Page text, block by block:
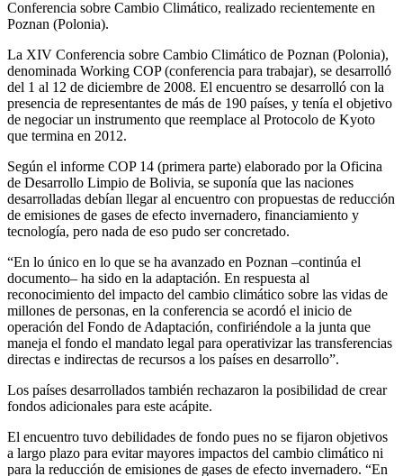
Conferencia sobre Cambio Climático, realizado recientemente en
Poznan (Polonia).
La XIV Conferencia sobre Cambio Climático de Poznan (Polonia),
denominada Working COP (conferencia para trabajar), se desarrolló
del 1 al 12 de diciembre de 2008. El encuentro se desarrolló con la
presencia de representantes de más de 190 países, y tenía el objetivo
de negociar un instrumento que reemplace al Protocolo de Kyoto
que termina en 2012.
Según el informe COP 14 (primera parte) elaborado por la Oficina
de Desarrollo Limpio de Bolivia, se suponía que las naciones
desarrolladas debían llegar al encuentro con propuestas de reducción
de emisiones de gases de efecto invernadero, financiamiento y
tecnología, pero nada de eso pudo ser concretado.
“En lo único en lo que se ha avanzado en Poznan –continúa el
documento– ha sido en la adaptación. En respuesta al
reconocimiento del impacto del cambio climático sobre las vidas de
millones de personas, en la conferencia se acordó el inicio de
operación del Fondo de Adaptación, confiriéndole a la junta que
maneja el fondo el mandato legal para operativizar las transferencias
directas e indirectas de recursos a los países en desarrollo”.
Los países desarrollados también rechazaron la posibilidad de crear
fondos adicionales para este acápite.
El encuentro tuvo debilidades de fondo pues no se fijaron objetivos
a largo plazo para evitar mayores impactos del cambio climático ni
para la reducción de emisiones de gases de efecto invernadero. “En